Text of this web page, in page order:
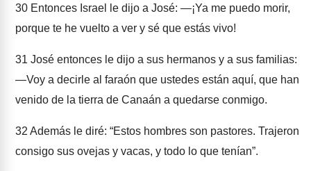
30 Entonces Israel le dijo a José: ―¡Ya me puedo morir,
porque te he vuelto a ver y sé que estás vivo!
31 José entonces le dijo a sus hermanos y a sus familias:
―Voy a decirle al faraón que ustedes están aquí, que han
venido de la tierra de Canaán a quedarse conmigo.
32 Además le diré: “Estos hombres son pastores. Trajeron
consigo sus ovejas y vacas, y todo lo que tenían”.